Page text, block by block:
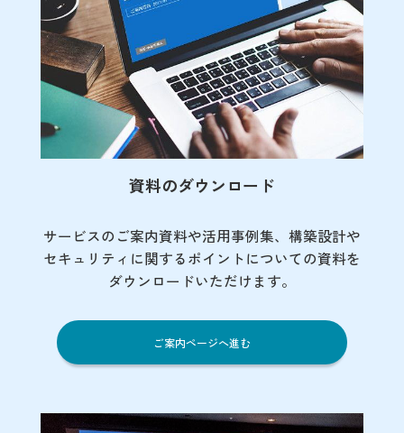
資料のダウンロード
サービスのご案内資料や活用事例集、 構築設計や
セキュリティに関するポイントについての資料を
ダウンロードいただけます。
ご案内ページへ進む